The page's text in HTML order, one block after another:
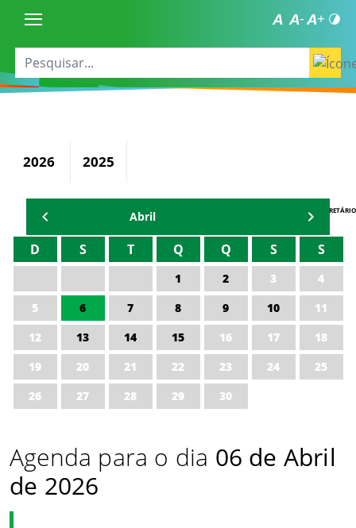
2026 2025
AGENDA DO SECRETÁRIO
Abril
D S T Q Q S S
1 2 3
4
5
6 7 8 9 10
11
12
13 14 15 16 17
18
19
20 21 22 23 24
25
26
27 28 29 30
Agenda para o dia 06 de Abril
de 2026